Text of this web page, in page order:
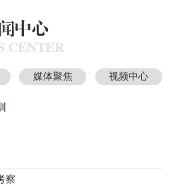
媒体聚焦 视频中心
察